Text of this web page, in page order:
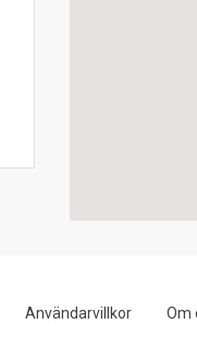
Användarvillkor Om